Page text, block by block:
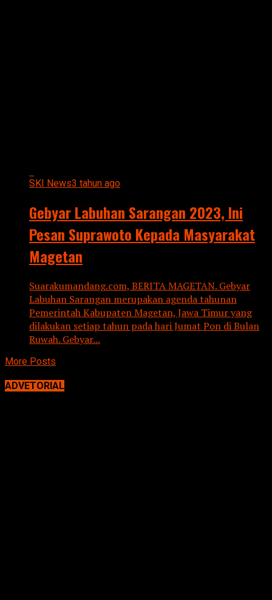
SKI News3 tahun ago
Gebyar Labuhan Sarangan 2023, Ini
Pesan Suprawoto Kepada Masyarakat
Magetan
Suarakumandang.com, BERITA MAGETAN. Gebyar
Labuhan Sarangan merupakan agenda tahunan
Pemerintah Kabupaten Magetan, Jawa Timur yang
dilakukan setiap tahun pada hari Jumat Pon di Bulan
Ruwah. Gebyar...
More Posts
ADVETORIAL